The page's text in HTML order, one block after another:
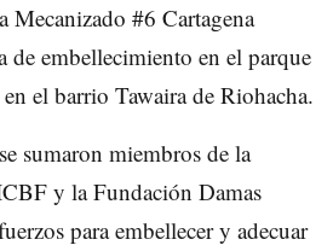
Mecanizado #6 Cartagena
de embellecimiento en el parque
el barrio Tawaira de Riohacha.
sumaron miembros de la
y la Fundación Damas
para embellecer y adecuar